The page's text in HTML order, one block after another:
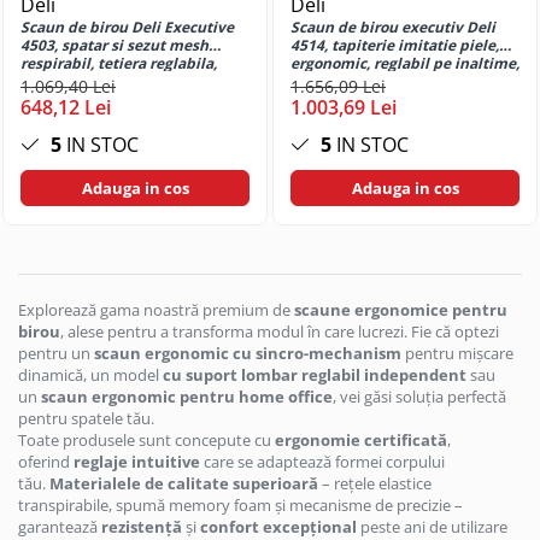
Microfoane Wireless & Bluetooth
Microfon cu fir
Mouse
Mouse USB
Mouse wireless
Mouse Pad
Color
Design
Multimedia Player
Radio Player
Unitati optice externe
Paste termoconductoare
Placa de sunet
Conectare USB
Set accesorii IT
Creioane pentru marcat si tehnice
Evidentiatoare textmarker
Finelinere
Instrumente scris multifunctionale
Linere
Marker pentru CD/DVD/BD
Marker pentru tabla de scris
Markere speciale pentru desen si
arta
Markere textile
Penite si convertoare pentru stilou
Pixuri cu gel
Pixuri cu mecanism
Pixuri cu suport
Pixuri premium
Pixuri unica folosinta
Huse si protectii pentru Honor X6B
Huse si protectii pentru Honor X70
Huse si protectii pentru Honor X8
Huse si protectii pentru Honor X8
5G
Huse si protectii pentru Honor X8C
4G
Huse si protectii diverse pentru
Huawei
Huse si protectii pentru Huawei
Mate 10 Lite
Huse si protectii pentru Huawei
Mate 10 Pro
Huse si protectii pentru Huawei
Mate 20 Lite
Huse si protectii pentru Huawei
Scaun de birou Deli Executive
4503, spatar si sezut mesh
respirabil, tetiera reglabila,
ergonomic pentru munca la
birou
1.069,40 Lei
648,12 Lei
5 IN STOC
Adauga in cos
Scaun de birou executiv Deli
4514, tapiterie imitatie piele,
ergonomic, reglabil pe inaltime,
pentru birou
1.656,09 Lei
1.003,69 Lei
5 IN STOC
Adauga in cos
Explorează gama noastră premium descaune ergonomice pentru
birou, alese pentru a transforma modul în care lucrezi. Fie că optezi
pentru un scaun ergonomic cu sincro-mechanism pentru mișcare
dinamică, un modelcu suport lombar reglabil independent sau
un scaun ergonomic pentru home office, vei găsi soluția perfectă
pentru spatele tău.
Toate produsele sunt concepute cu ergonomie certificată,
oferind reglaje intuitive care se adaptează formei corpului
tău. Materialele de calitate superioară – rețele elastice
transpirabile, spumă memory foam și mecanisme de precizie –
garantează rezistență șiconfort excepțional peste ani de utilizare